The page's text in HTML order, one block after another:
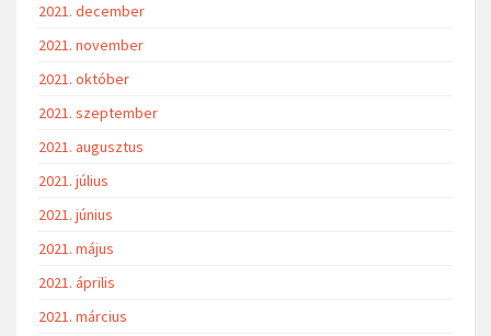
2021. december
2021. november
2021. október
2021. szeptember
2021. augusztus
2021. július
2021. június
2021. május
2021. április
2021. március